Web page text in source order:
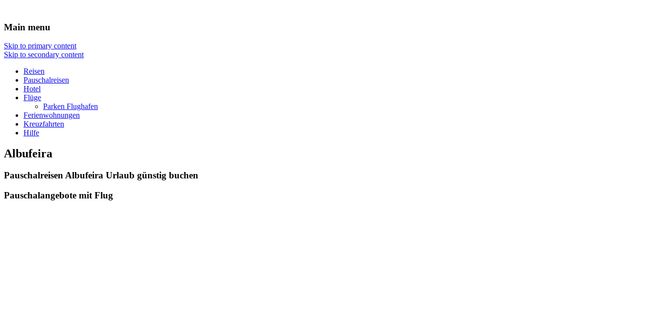
Reisen Hotel Flug
Main menu
Skip to primary content
Skip to secondary content
Reisen
Pauschalreisen
Hotel
Flüge
Parken Flughafen
Ferienwohnungen
Kreuzfahrten
Hilfe
Albufeira
Pauschalreisen Albufeira Urlaub günstig buchen
Pauschalangebote mit Flug